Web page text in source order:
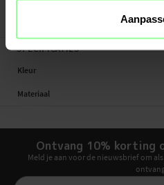
Broekriemhoesje, Smartphone
SPECIFICATIES
Kleur
Materiaal
Ontvang 10% korting
Meld je aan voor de nieuwsbrief om